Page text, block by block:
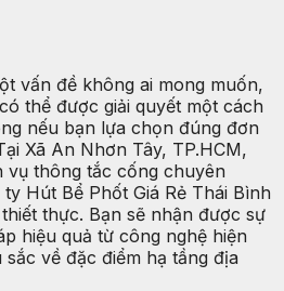
vấn đề không ai mong muốn,
thể được giải quyết một cách
nếu bạn lựa chọn đúng đơn
Xã An Nhơn Tây, TP.HCM,
vụ thông tắc cống chuyên
Hút Bể Phốt Giá Rẻ Thái Bình
thực. Bạn sẽ nhận được sự
hiệu quả từ công nghệ hiện
sắc về đặc điểm hạ tầng địa